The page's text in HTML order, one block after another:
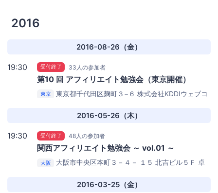
2016
2016-08-26（金）
19:30 受付終了 33人の参加者
第10 回 アフィリエイト勉強会（東京開催）
東京
東京都千代田区麹町３−６ 株式会社KDDIウェブコ
2016-05-26（木）
19:30 受付終了 48人の参加者
関西アフィリエイト勉強会 ～ vol.01 ～
大阪 大阪市中央区本町３－４－ １５ 北吉ビル５Ｆ 卓
2016-03-25（金）